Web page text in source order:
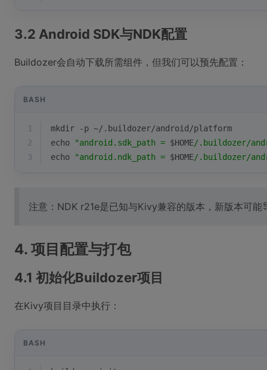
3.2 Android SDK与NDK配置
Buildozer会自动下载所需组件，但我们可以预先配置：
BASH
1
mkdir -p ~/.buildozer/android/platform
2
echo "android.sdk_path = $HOME/.buildozer/
3
echo "android.ndk_path = $HOME/.buildozer/
注意：NDK r21e是已知与Kivy兼容的版本，新版本可能
4. 项目配置与打包
4.1 初始化Buildozer项目
在Kivy项目目录中执行：
BASH